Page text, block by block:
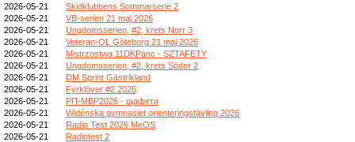
2026-05-21
Skidklubbens Sommarserie 2
2026-05-21
VB-serien 21 maj 2026
2026-05-21
Ungdomsserien, #2, krets Norr 3
2026-05-21
Veteran-OL Göteborg 21 maj 2026
2026-05-21
Mistrzostwa 11DKPanc - SZTAFETY
2026-05-21
Ungdomsserien, #2, krets Söder 2
2026-05-21
DM Sprint Gästrikland
2026-05-21
Fyrklöver #2 2026
2026-05-21
РП-МВР2026 - щафети
2026-05-21
Widénska gymnasiet orienteringstävling 2026
2026-05-21
Radio Test 2026 MeOS
2026-05-21
Radiotest 2